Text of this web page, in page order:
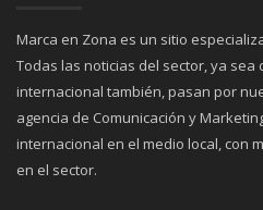
Marca en Zona es un sitio
Todas las noticias del sector, ya sea
internacional también, pasan por
agencia de Comunicación y
internacional en el medio local, con
en el sector.